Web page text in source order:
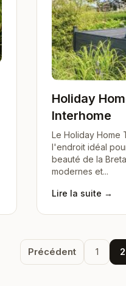
Holiday
Interhome
Le Holiday Home
l'endroit idéal
beauté de la
modernes et...
Lire la suite →
Précédent 1 2